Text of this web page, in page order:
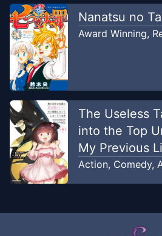
Nanatsu no
Award Winning,
The Useless
into the Top
My Previous
Action, Comedy,